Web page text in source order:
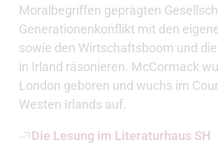
Moralbegriffen geprägten
Generationenkonflikt mit den
sowie den Wirtschaftsboom und
in Irland räsonieren. McCormack
London geboren und wuchs im
Westen Irlands auf.
Die Lesung im Literaturhaus SH